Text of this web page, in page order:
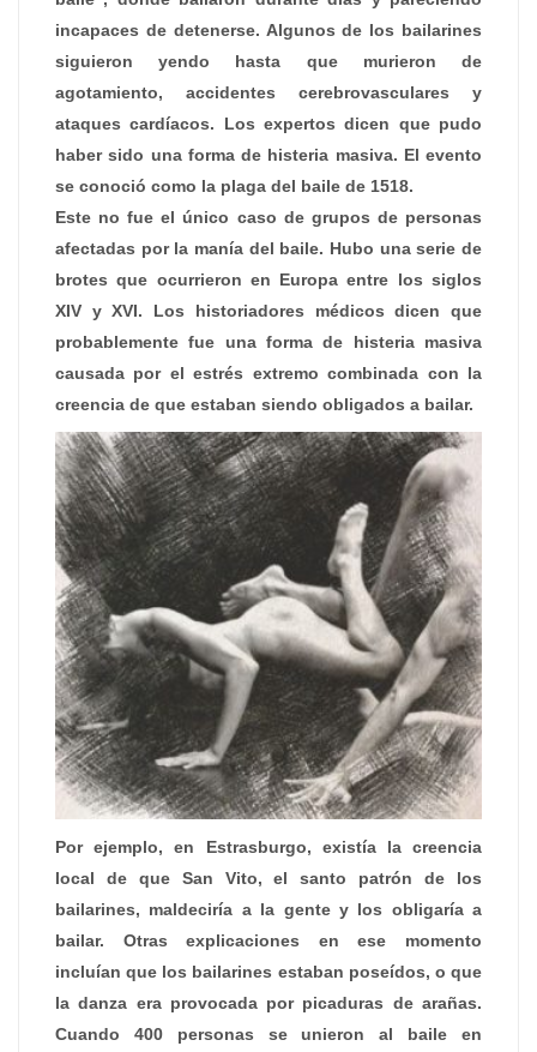
incapaces de detenerse. Algunos de los bailarines
siguieron yendo hasta que murieron de
agotamiento, accidentes cerebrovasculares y
ataques cardíacos. Los expertos dicen que pudo
haber sido una forma de histeria masiva. El evento
se conoció como la plaga del baile de 1518.
Este no fue el único caso de grupos de personas
afectadas por la manía del baile. Hubo una serie de
brotes que ocurrieron en Europa entre los siglos
XIV y XVI. Los historiadores médicos dicen que
probablemente fue una forma de histeria masiva
causada por el estrés extremo combinada con la
creencia de que estaban siendo obligados a bailar.
Por ejemplo, en Estrasburgo, existía la creencia
local de que San Vito, el santo patrón de los
bailarines, maldeciría a la gente y los obligaría a
bailar. Otras explicaciones en ese momento
incluían que los bailarines estaban poseídos, o que
la danza era provocada por picaduras de arañas.
Cuando 400 personas se unieron al baile en